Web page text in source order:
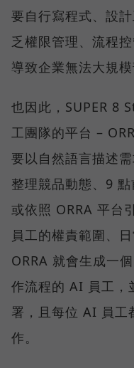
要自行寫程式、設
乏權限管理、流程
導致企業無法大規模
也因此，SUPER 8
工團隊的平台 –
要以自然語言描述
整理競品動態、9
或依照 ORRA 平台
員工的權責範圍、
ORRA 就會生成一
作流程的 AI 員工，
署，且每位 AI 員工
作。